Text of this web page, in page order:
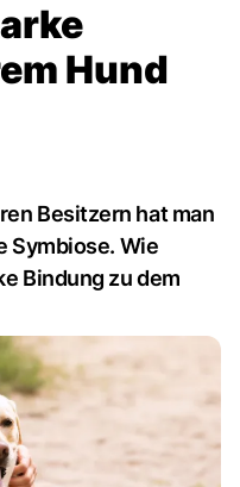
Hund
Besitzern hat man
Symbiose. Wie
Bindung zu dem